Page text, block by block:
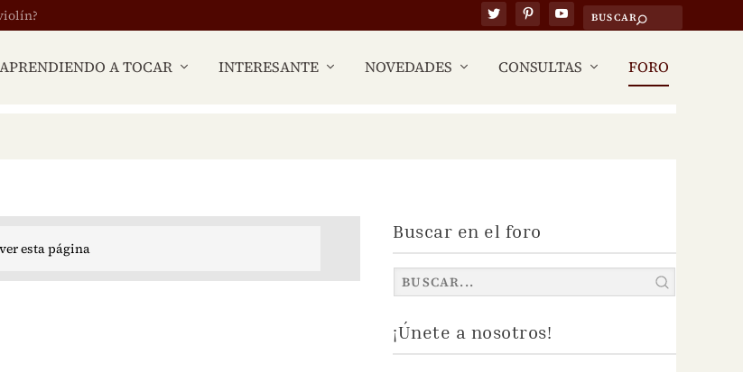
APRENDIENDO A TOCAR INTERESANTE NOVEDADES CONSULTAS FORO
esta página
Buscar en el foro
¡Únete a nosotros!